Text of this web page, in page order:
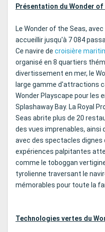
Présentation du Wonder of
Le Wonder of the Seas,
accueillir jusqu'à 7 084
Ce navire de croisière
organisé en 8 quartiers
divertissement en mer, le
large gamme d'attractions
Wonder Playscape pour les
Splashaway Bay. La Royal
Seas abrite plus de 20
des vues imprenables,
avec des spectacles dignes
expériences palpitantes
comme le toboggan
tyrolienne traversant le
mémorables pour toute la
Technologies vertes du